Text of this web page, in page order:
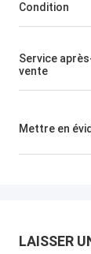
Condition
Service
vente
Mettre en
LAISSER